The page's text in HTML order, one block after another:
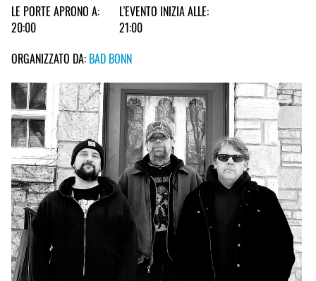
LE PORTE APRONO A:
20:00
L'EVENTO INIZIA ALLE:
21:00
ORGANIZZATO DA: BAD BONN